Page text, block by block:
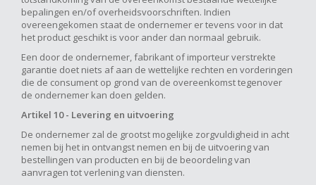
bepalingen en/of overheidsvoorschriften. Indien
overeengekomen staat de ondernemer er tevens voor in dat
het product geschikt is voor ander dan normaal gebruik.
Een door de ondernemer, fabrikant of importeur verstrekte
garantie doet niets af aan de wettelijke rechten en vorderingen
die de consument op grond van de overeenkomst tegenover
de ondernemer kan doen gelden.
Artikel 10 - Levering en uitvoering
De ondernemer zal de grootst mogelijke zorgvuldigheid in acht
nemen bij het in ontvangst nemen en bij de uitvoering van
bestellingen van producten en bij de beoordeling van
aanvragen tot verlening van diensten.